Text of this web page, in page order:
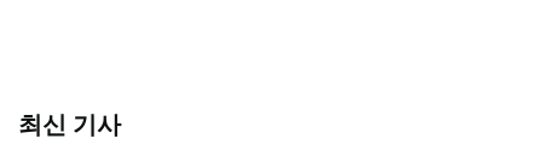
최신 기사